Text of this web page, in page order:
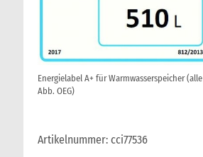
Energielabel A+ für Warmwasserspeicher (alle
Abb. OEG)
Artikelnummer: cci77536